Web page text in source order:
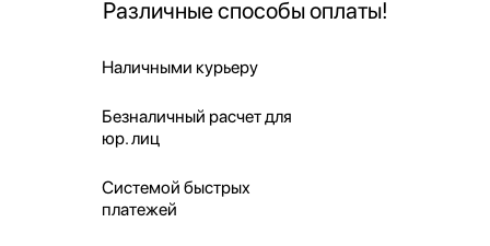
Различные способы оплаты!
Наличными курьеру
Безналичный расчет для
юр. лиц
Системой быстрых
платежей